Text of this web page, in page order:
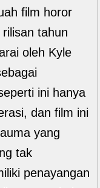
film horor
rilisan tahun
oleh Kyle
ini hanya
dan film ini
yang
tak
penayangan